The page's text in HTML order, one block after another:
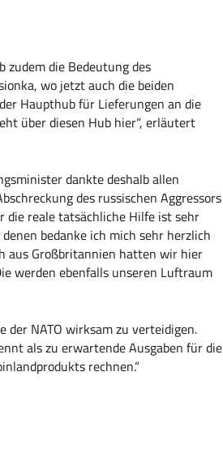
zudem die Bedeutung des
wo jetzt auch die beiden
Haupthub für Lieferungen an die
über diesen Hub hier“, erläutert
dankte deshalb allen
des russischen Aggressors
die reale tatsächliche Hilfe ist sehr
bedanke ich mich sehr herzlich
aus Großbritannien hatten wir hier
werden ebenfalls unseren Luftraum
der NATO wirksam zu verteidigen.
als zu erwartende Ausgaben für die
rechnen.“